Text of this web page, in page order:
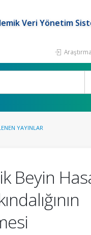
Veri Yönetim
YAYINLAR
Beyin